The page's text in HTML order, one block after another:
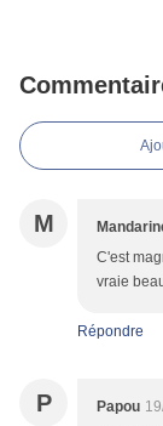
M
C'est
vraie
Répondre
P Papou